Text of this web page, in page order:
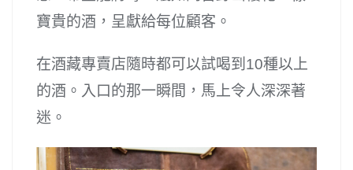
寶貴的酒，呈獻給每位顧客。
在酒藏專賣店隨時都可以試喝到10種以上
的酒。入口的那一瞬間，馬上令人深深著
迷。